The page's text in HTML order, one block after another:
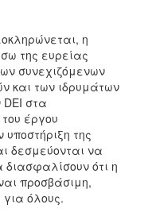
η
της ευρείας
συνεχιζόμενων
και των ιδρυμάτων
στα
έργου
της
δεσμεύονται να
διασφαλίσουν ότι η
προσβάσιμη,
για όλους.